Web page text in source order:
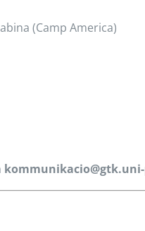
(Camp America)